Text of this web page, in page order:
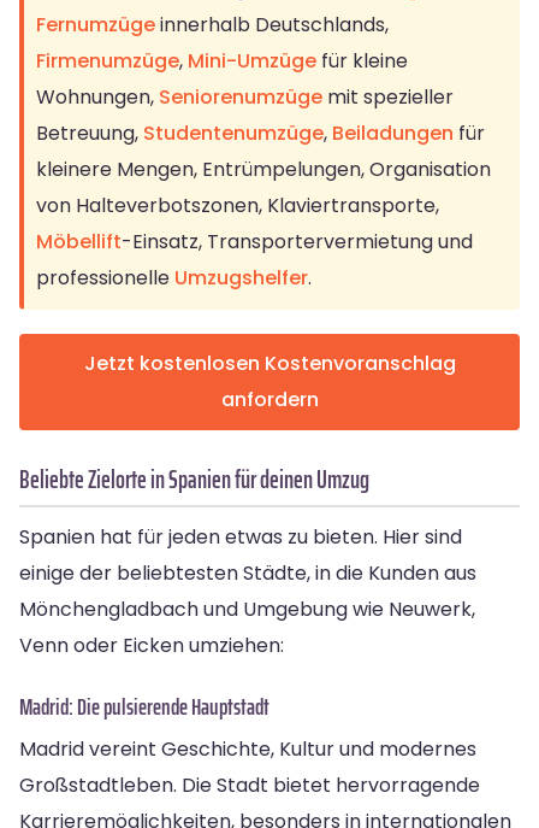
Fernumzügeinnerhalb Deutschlands,
Firmenumzüge, Mini-Umzüge für kleine
Wohnungen, Seniorenumzüge mit spezieller
Betreuung, Studentenumzüge, Beiladungen für
kleinere Mengen, Entrümpelungen, Organisation
von Halteverbotszonen, Klaviertransporte,
Möbellift-Einsatz, Transportervermietung und
professionelle Umzugshelfer.
Jetzt kostenlosen Kostenvoranschlag
anfordern
Beliebte Zielorte in Spanien für deinen Umzug
Spanien hat für jeden etwas zu bieten. Hier sind
einige der beliebtesten Städte, in die Kunden aus
Mönchengladbach und Umgebung wie Neuwerk,
Venn oder Eicken umziehen:
Madrid: Die pulsierende Hauptstadt
Madrid vereint Geschichte, Kultur und modernes
Großstadtleben. Die Stadt bietet hervorragende
Karrieremöglichkeiten, besonders in internationalen